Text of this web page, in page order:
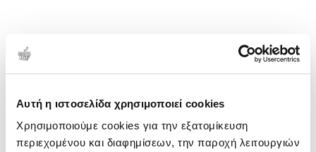
Αυτή η ιστοσελίδα χρησιμοποιεί cookies
Χρησιμοποιούμε cookies για την εξατομίκευση
περιεχομένου και διαφημίσεων, την παροχή λειτουργιών